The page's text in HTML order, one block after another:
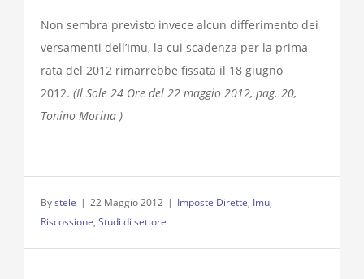
Non sembra previsto invece alcun differimento dei
versamenti dell’Imu, la cui scadenza per la prima
rata del 2012 rimarrebbe fissata il 18 giugno
2012. (Il Sole 24 Ore del 22 maggio 2012, pag. 20,
Tonino Morina )
Bystele | 22 Maggio 2012 | Imposte Dirette, Imu,
Riscossione, Studi di settore